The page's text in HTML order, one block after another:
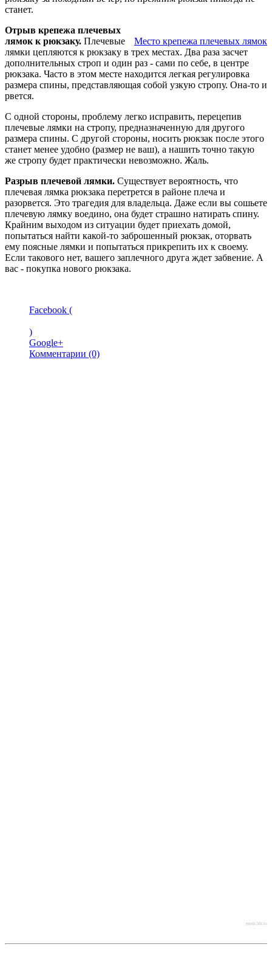
станет.
Место крепежа плечевых лямок
Отрыв крепежа плечевых
лямок к рюкзаку. Плечевые
лямки цепляются к рюкзаку в трех местах. Два раза засчет
дополнительных строп и один раз - сами по себе, в центре
рюкзака. Часто в этом месте находится легкая регулировка
размера спины, представляющая собой узкую стропу. Она-то и
рвется.
С одной стороны, проблему легко исправить, перецепив
плечевые лямки на стропу, предназначенную для другого
размера спины. С другой стороны, носить рюкзак после этого
станет менее удобно (размер не ваш), а нашить точно такую
же стропу будет практически невозможно. Жаль.
Разрыв плечевой лямки. Существует вероятность, что
плечевая лямка рюкзака перетрется в районе плеча и
разорвется. Это трагедия для владельца. Даже если вы сошьете
плечевую лямку воедино, она будет страшно натирать спину.
Крайним выходом из ситуации будет приехать домой,
попытаться найти какой-то заброшенный рюкзак, оторвать
ему поясные лямки и попытаться прикрепить их к своему.
Если такового нет, вашего заплечного друга ждет забвение. А
вас - покупка нового рюкзака.
Facebook (
)
Google+
Комментарии (0)
www.38i.ru